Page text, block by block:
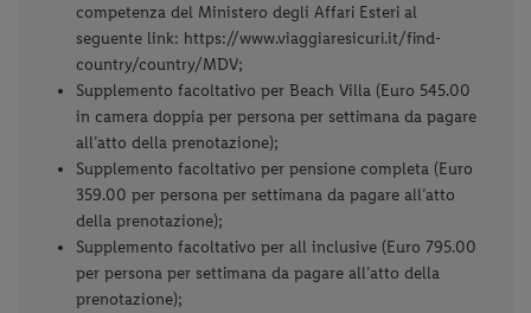
competenza del Ministero degli Affari Esteri al
seguente link: https://www.viaggiaresicuri.it/find-
country/country/MDV;
Supplemento facoltativo per Beach Villa (Euro 545.00
in camera doppia per persona per settimana da pagare
all’atto della prenotazione);
Supplemento facoltativo per pensione completa (Euro
359.00 per persona per settimana da pagare all’atto
della prenotazione);
Supplemento facoltativo per all inclusive (Euro 795.00
per persona per settimana da pagare all’atto della
prenotazione);